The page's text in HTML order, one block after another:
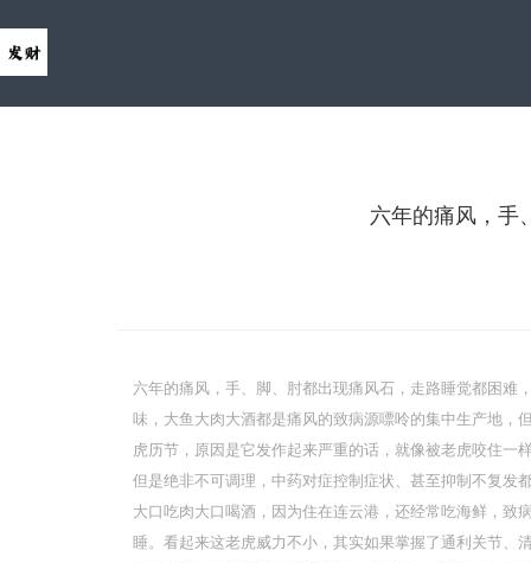
六年的痛风，手
六年的痛风，手、脚、肘都出现痛风石，走路睡觉都困难
味，大鱼大肉大酒都是痛风的致病源嘌呤的集中生产地，
虎历节，原因是它发作起来严重的话，就像被老虎咬住一
但是绝非不可调理，中药对症控制症状、甚至抑制不复发
大口吃肉大口喝酒，因为住在连云港，还经常吃海鲜，致
睡。看起来这老虎威力不小，其实如果掌握了通利关节、